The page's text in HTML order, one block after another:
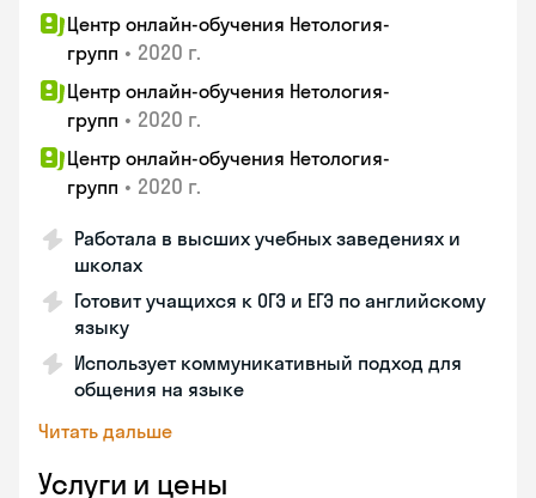
Центр онлайн-обучения Нетология-
групп • 2020 г.
Центр онлайн-обучения Нетология-
групп • 2020 г.
Центр онлайн-обучения Нетология-
групп • 2020 г.
Работала в высших учебных заведениях и
школах
Готовит учащихся к ОГЭ и ЕГЭ по английскому
языку
Использует коммуникативный подход для
общения на языке
Читать дальше
Услуги и цены